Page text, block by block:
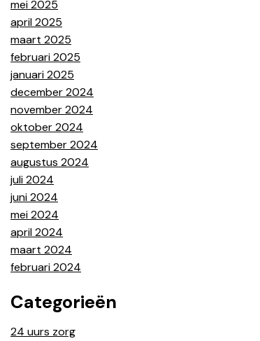
mei 2025
april 2025
maart 2025
februari 2025
januari 2025
december 2024
november 2024
oktober 2024
september 2024
augustus 2024
juli 2024
juni 2024
mei 2024
april 2024
maart 2024
februari 2024
Categorieën
24 uurs zorg